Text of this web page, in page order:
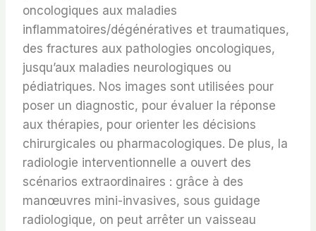
oncologiques aux maladies
inflammatoires/dégénératives et traumatiques,
des fractures aux pathologies oncologiques,
jusqu’aux maladies neurologiques ou
pédiatriques. Nos images sont utilisées pour
poser un diagnostic, pour évaluer la réponse
aux thérapies, pour orienter les décisions
chirurgicales ou pharmacologiques. De plus, la
radiologie interventionnelle a ouvert des
scénarios extraordinaires : grâce à des
manœuvres mini-invasives, sous guidage
radiologique, on peut arrêter un vaisseau